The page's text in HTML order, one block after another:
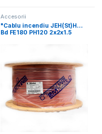
Accesorii
"Cablu incendiu JEH(St)H…
Bd FE180 PH120 2x2x1.5